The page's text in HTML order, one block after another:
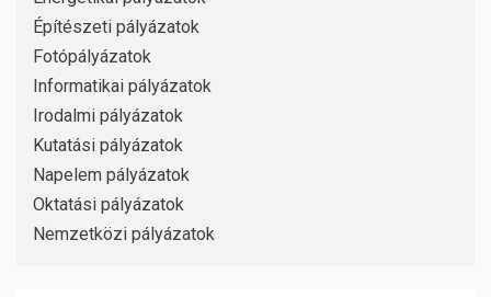
Építészeti pályázatok
Fotópályázatok
Informatikai pályázatok
Irodalmi pályázatok
Kutatási pályázatok
Napelem pályázatok
Oktatási pályázatok
Nemzetközi pályázatok